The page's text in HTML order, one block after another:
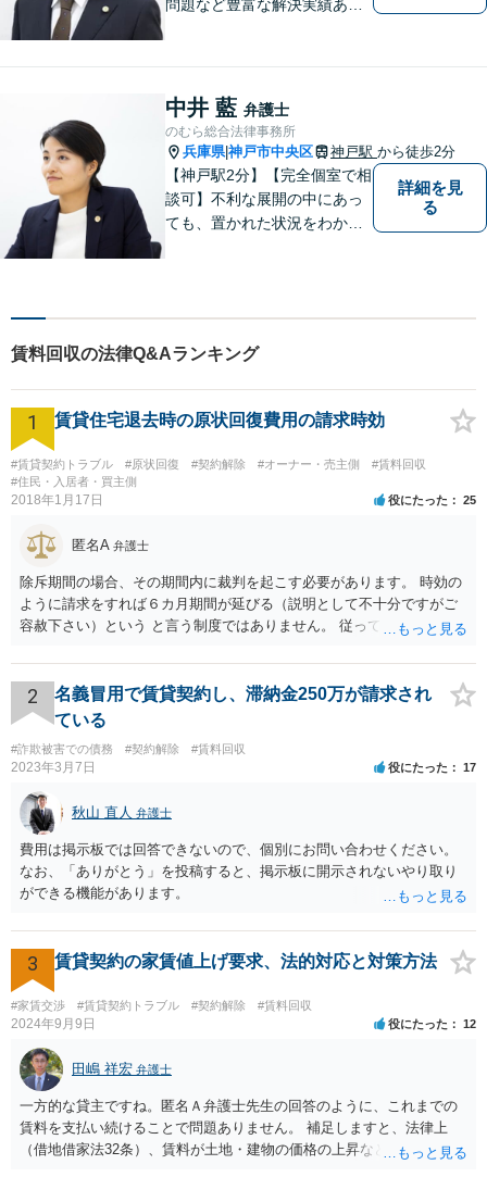
問題など豊富な解決実績あ
て納得感のある解決を目指し
ます【神戸駅徒歩2分】【ハー
バーランド駅5分】
中井 藍 弁護士
のむら総合法律事務所
兵庫県|神戸市中央区 神戸駅 から徒歩2分
【神戸駅2分】【完全個室で相
談可】不利な展開の中にあっ
ても、置かれた状況をわかり
で進めるようにしています。
お困りの際は、ぜひご相談く
ださい。
詳細を見
る
賃料回収の法律Q&Aランキング
1 賃貸住宅退去時の原状回復費用の請求時効
#賃貸契約トラブル #原状回復 #契約解除 #オーナー・売主側
#賃料回収
#住民・入居者・買主側
2018年1月17日 役にたった 25
匿名A 弁護士
除斥期間の場合、その期間内に裁判を起こす必要があります。 時効の
ように請求をすれば６カ月期間が延びる（説明として不十分ですがご
容赦下さい）という と言う制度ではありません。 従って、理論上は１
2
名義冒用で賃貸契約し、滞納金250万が請求され
ている
#詐欺被害での債務 #契約解除 #賃料回収
2023年3月7日 役にたった 17
秋山 直人 弁護士
費用は掲示板では回答できないので、個別にお問い合わせください。
なお、「ありがとう」を投稿すると、掲示板に開示されないやり取り
ができる機能があります。
3 賃貸契約の家賃値上げ要求、法的対応と対策方法
#家賃交渉 #賃貸契約トラブル #契約解除 #賃料回収
2024年9月9日 役にたった 12
田嶋 祥宏 弁護士
一方的な貸主ですね。匿名Ａ弁護士先生の回答のように、これまでの
賃料を支払い続けることで問題ありません。 補足しますと、法律上
（借地借家法32条）、賃料が土地・建物の価格の上昇などの経済事情